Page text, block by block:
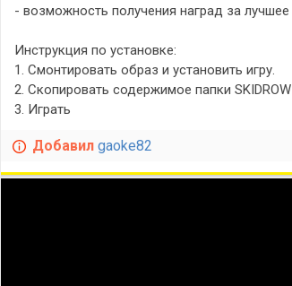
- возможность получения наград за
Инструкция по установке:
1. Смонтировать образ и установить игру.
2. Скопировать содержимое папки
3. Играть
Добавил gaoke82